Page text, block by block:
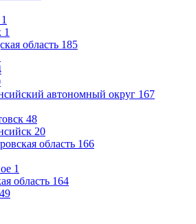
1
1
область 185
автономный округ 167
48
20
область 166
1
область 164